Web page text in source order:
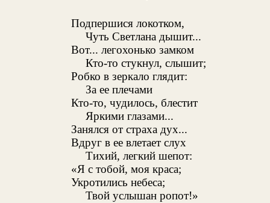
Подпершися локотком,
Чуть Светлана дышит...
Вот... легохонько замком
Кто-то стукнул, слышит;
Робко в зеркало глядит:
За ее плечами
Кто-то, чудилось, блестит
Яркими глазами...
Занялся от страха дух...
Вдруг в ее влетает слух
Тихий, легкий шепот:
«Я с тобой, моя краса;
Укротились небеса;
Твой услышан ропот!»